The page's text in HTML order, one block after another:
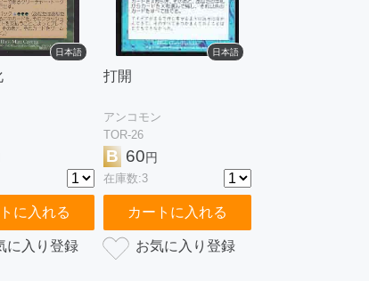
日本語
に入れる
日本語
打開
アンコモン
TOR-26
B 60円
在庫数:3
カートに入れる